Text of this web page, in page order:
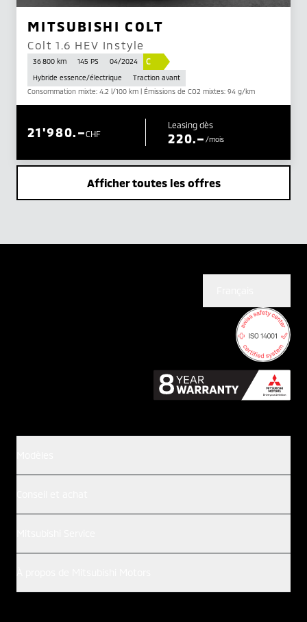
MITSUBISHI COLT
Colt 1.6 HEV Instyle
36 800 km 145 PS 04/2024 C
Hybride essence/électrique
Traction avant
Consommation mixte: 4.2 l/100 km | Émissions de CO2 mixtes: 94 g/km
CHF
21'980.– Leasing dès
220.–/mois
Afficher toutes les offres